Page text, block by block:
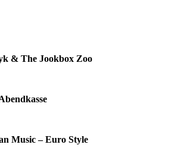
& The Jookbox Zoo
Music – Euro Style